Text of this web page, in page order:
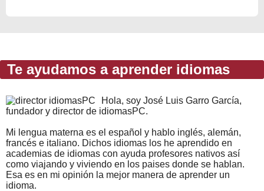
Te ayudamos a aprender idiomas
Hola, soy José Luis Garro García,
fundador y director de idiomasPC.
Mi lengua materna es el español y hablo inglés, alemán,
francés e italiano. Dichos idiomas los he aprendido en
academias de idiomas con ayuda profesores nativos así
como viajando y viviendo en los paises donde se hablan.
Esa es en mi opinión la mejor manera de aprender un
idioma.